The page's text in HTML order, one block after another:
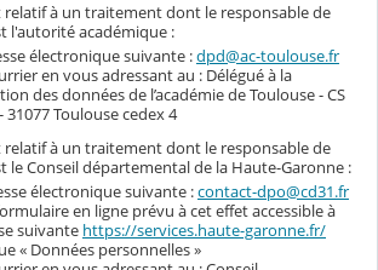
à un traitement dont le responsable de
l'autorité académique :
électronique suivante :dpd@ac-toulouse.fr
en vous adressant au : Délégué à la
des données de l’académie de Toulouse - CS
31077 Toulouse cedex 4
à un traitement dont le responsable de
le Conseil départemental de la Haute-Garonne :
électronique suivante :contact-dpo@cd31.fr
en ligne prévu à cet effet accessible à
suivante https://services.haute-garonne.fr/
« Données personnelles »